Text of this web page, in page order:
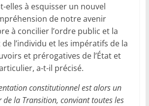
elles à esquisser un nouvel
de notre avenir
à concilier l’ordre public et la
l’individu et les impératifs de la
et prérogatives de l’État et
a-t-il précisé.
constitutionnel est alors un
la Transition, conviant toutes les